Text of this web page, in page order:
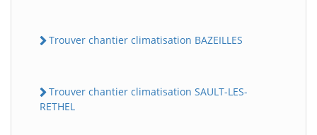
Trouver chantier climatisation BAZEILLES
Trouver chantier climatisation SAULT-LES-
RETHEL